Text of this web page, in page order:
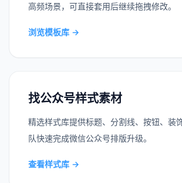
高频场景，可直接套用后继续拖拽修改。
浏览模板库 →
找公众号样式素材
精选样式库提供标题、分割线、按钮、装
队快速完成微信公众号排版升级。
查看样式库 →